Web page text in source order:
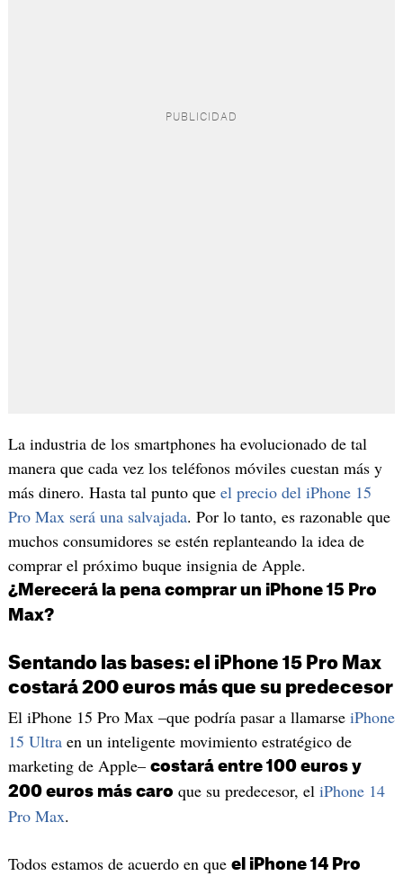
La industria de los smartphones ha evolucionado de tal
manera que cada vez los teléfonos móviles cuestan más y
más dinero. Hasta tal punto que el precio del iPhone 15
Pro Max será una salvajada. Por lo tanto, es razonable que
muchos consumidores se estén replanteando la idea de
comprar el próximo buque insignia de Apple.
¿Merecerá la pena comprar un iPhone 15 Pro
Max?
Sentando las bases: el iPhone 15 Pro Max
costará 200 euros más que su predecesor
El iPhone 15 Pro Max –que podría pasar a llamarse iPhone
15 Ultraen un inteligente movimiento estratégico de
marketing de Apple– costará entre 100 euros y
200 euros más caro que su predecesor, el iPhone 14
Pro Max.
Todos estamos de acuerdo en que el iPhone 14 Pro